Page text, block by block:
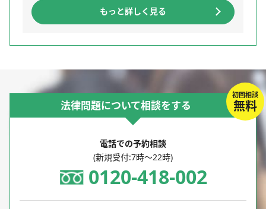
もっと詳しく見る
初回相談
無料
法律問題について相談をする
電話での予約相談
(新規受付:7時～22時)
0120-418-002